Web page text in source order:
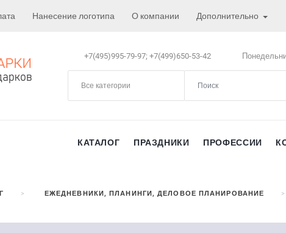
Нанесение логотипа О компании Дополнительно
+7(495)995-79-97; +7(499)650-53-42
Все категории
КАТАЛОГ ПРАЗДНИКИ ПРОФЕССИИ
ЕЖЕДНЕВНИКИ, ПЛАНИНГИ, ДЕЛОВОЕ ПЛАНИРОВАНИЕ